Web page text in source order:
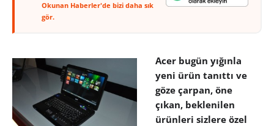
Okunan Haberler'de bizi daha sık
gör.
Acer bugün yığınla
yeni ürün tanıttı ve
göze çarpan, öne
çıkan, beklenilen
ürünleri sizlere özel